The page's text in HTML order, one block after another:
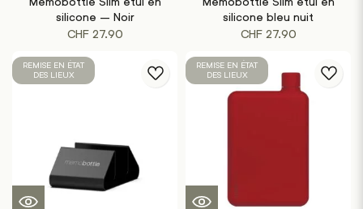
silicone – Noir
CHF27.90
silicone bleu nuit
CHF27.90
REMISE EN ÉTAT
DES LIEUX
REMISE EN ÉTAT
DES LIEUX